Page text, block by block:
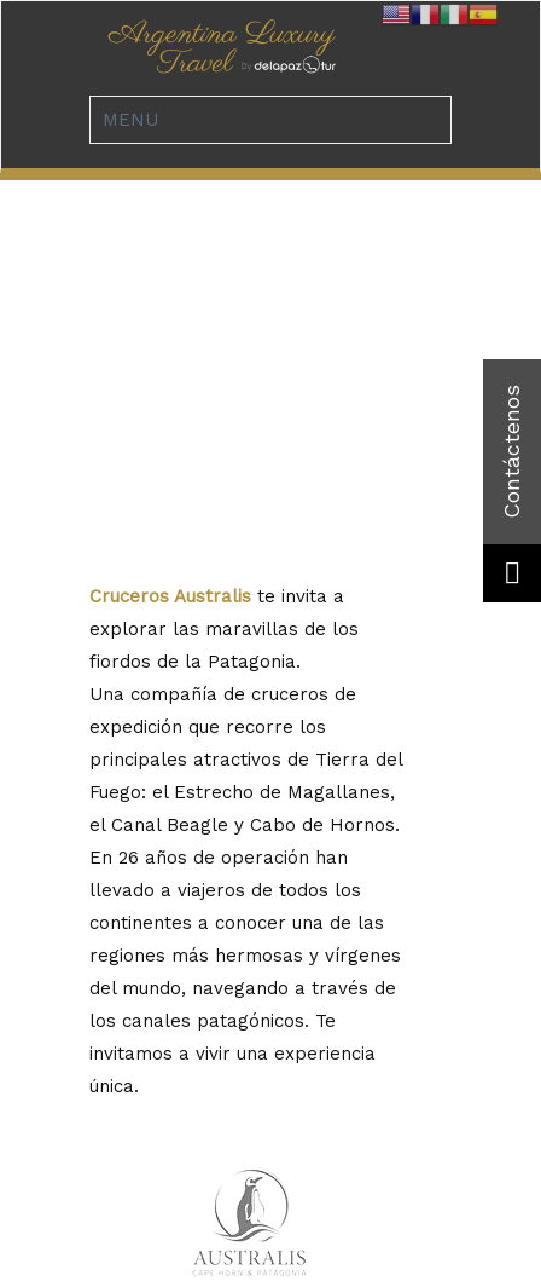
Cruceros Australis te invita a
explorar las maravillas de los
fiordos de la Patagonia.
Una compañía de cruceros de
expedición que recorre los
principales atractivos de Tierra del
Fuego: el Estrecho de Magallanes,
el Canal Beagle y Cabo de Hornos.
En 26 años de operación han
llevado a viajeros de todos los
continentes a conocer una de las
regiones más hermosas y vírgenes
del mundo, navegando a través de
los canales patagónicos. Te
invitamos a vivir una experiencia
única.